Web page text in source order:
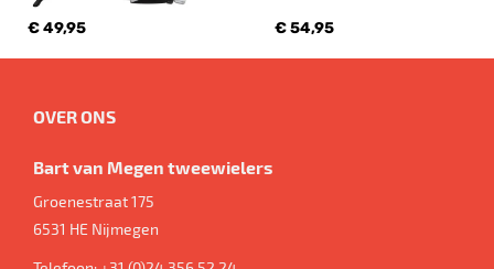
€ 49,95 € 54,95
OVER ONS
Bart van Megen tweewielers
Groenestraat 175
6531 HE Nijmegen